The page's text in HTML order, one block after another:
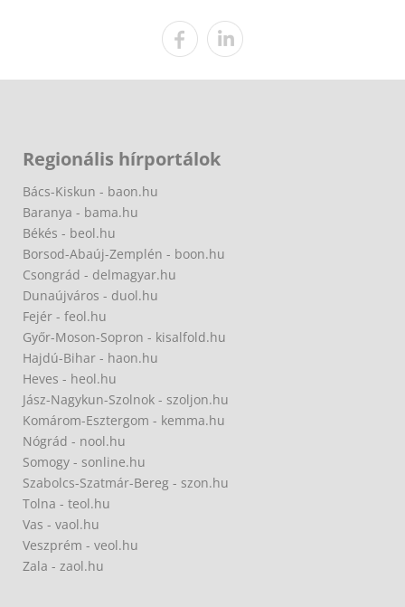
Regionális hírportálok
Bács-Kiskun - baon.hu
Baranya - bama.hu
Békés - beol.hu
Borsod-Abaúj-Zemplén - boon.hu
Csongrád - delmagyar.hu
Dunaújváros - duol.hu
Fejér - feol.hu
Győr-Moson-Sopron - kisalfold.hu
Hajdú-Bihar - haon.hu
Heves - heol.hu
Jász-Nagykun-Szolnok - szoljon.hu
Komárom-Esztergom - kemma.hu
Nógrád - nool.hu
Somogy - sonline.hu
Szabolcs-Szatmár-Bereg - szon.hu
Tolna - teol.hu
Vas - vaol.hu
Veszprém - veol.hu
Zala - zaol.hu